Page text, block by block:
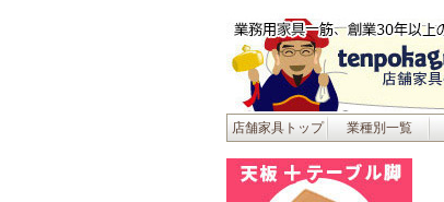
店舗家具トップ 業種別一覧